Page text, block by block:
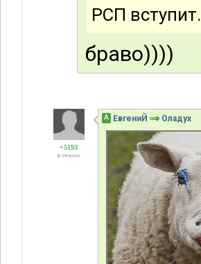
РСП вступит.
браво))))
+5193
В отпуске
А ЕвгениЙ Оладух